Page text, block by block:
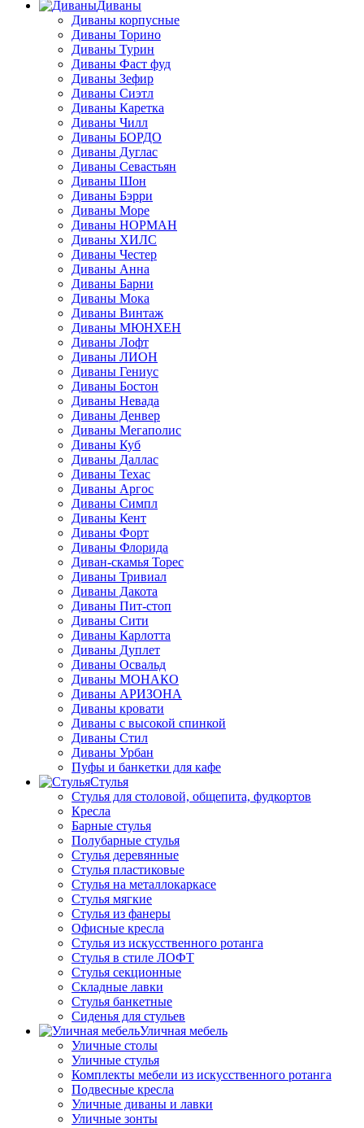
Диваны
Диваны корпусные
Диваны Торино
Диваны Турин
Диваны Фаст фуд
Диваны Зефир
Диваны Сиэтл
Диваны Каретка
Диваны Чилл
Диваны БОРДО
Диваны Дуглас
Диваны Севастьян
Диваны Шон
Диваны Бэрри
Диваны Море
Диваны НОРМАН
Диваны ХИЛС
Диваны Честер
Диваны Анна
Диваны Барни
Диваны Мока
Диваны Винтаж
Диваны МЮНХЕН
Диваны Лофт
Диваны ЛИОН
Диваны Гениус
Диваны Бостон
Диваны Невада
Диваны Денвер
Диваны Мегаполис
Диваны Куб
Диваны Даллас
Диваны Техас
Диваны Аргос
Диваны Симпл
Диваны Кент
Диваны Форт
Диваны Флорида
Диван-скамья Торес
Диваны Тривиал
Диваны Дакота
Диваны Пит-стоп
Диваны Сити
Диваны Карлотта
Диваны Дуплет
Диваны Освальд
Диваны МОНАКО
Диваны АРИЗОНА
Диваны кровати
Диваны с высокой спинкой
Диваны Стил
Диваны Урбан
Пуфы и банкетки для кафе
Стулья
Стулья для столовой, общепита, фудкортов
Кресла
Барные стулья
Полубарные стулья
Стулья деревянные
Стулья пластиковые
Стулья на металлокаркасе
Стулья мягкие
Стулья из фанеры
Офисные кресла
Стулья из искусственного ротанга
Стулья в стиле ЛОФТ
Стулья секционные
Складные лавки
Стулья банкетные
Сиденья для стульев
Уличная мебель
Уличные столы
Уличные стулья
Комплекты мебели из искусственного ротанга
Подвесные кресла
Уличные диваны и лавки
Уличные зонты